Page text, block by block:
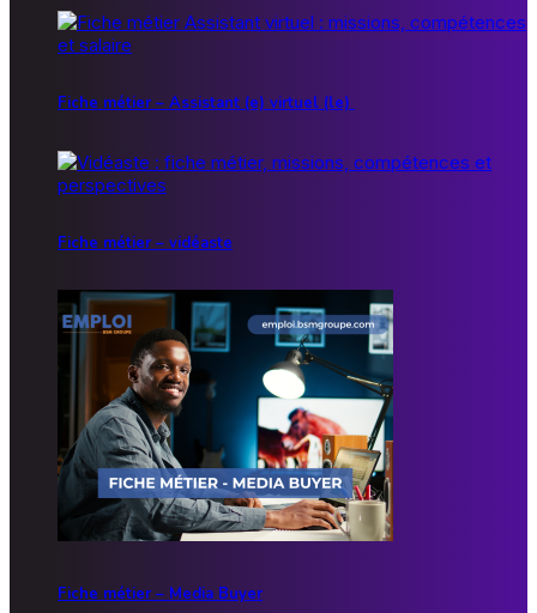
Fiche métier – Assistant (e) virtuel (le)
Fiche métier – vidéaste
Fiche métier – Media Buyer